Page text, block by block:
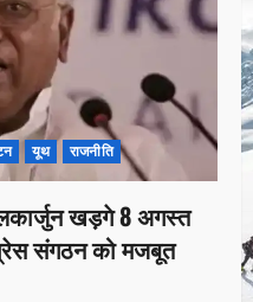
यूथ राजनीति
खड़गे 8 अगस्त
संगठन को मजबूत